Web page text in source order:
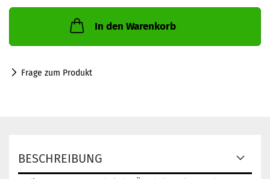
In den Warenkorb
Frage zum Produkt
BESCHREIBUNG